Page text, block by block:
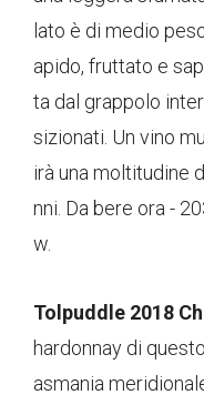
lato è di medio
apido, fruttato e
ta dal grappolo
sizionati. Un vino
irà una moltitudine
nni. Da bere ora -
w.
Tolpuddle 2018
hardonnay di
asmania